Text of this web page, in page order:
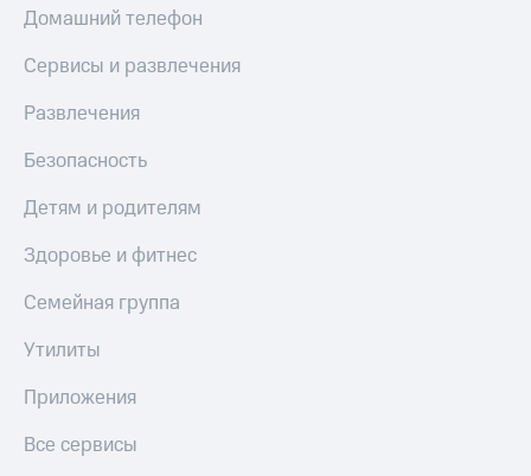
Домашний телефон
Сервисы и развлечения
Развлечения
Безопасность
Детям и родителям
Здоровье и фитнес
Семейная группа
Утилиты
Приложения
Все сервисы